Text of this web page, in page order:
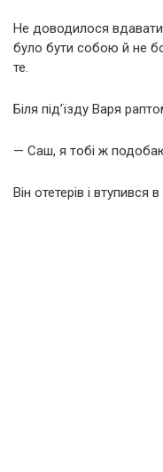
Не доводилося
було бути собою й не
те.
Біля під’їзду Варя
— Саш, я тобі ж
Він отетерів і втупився в